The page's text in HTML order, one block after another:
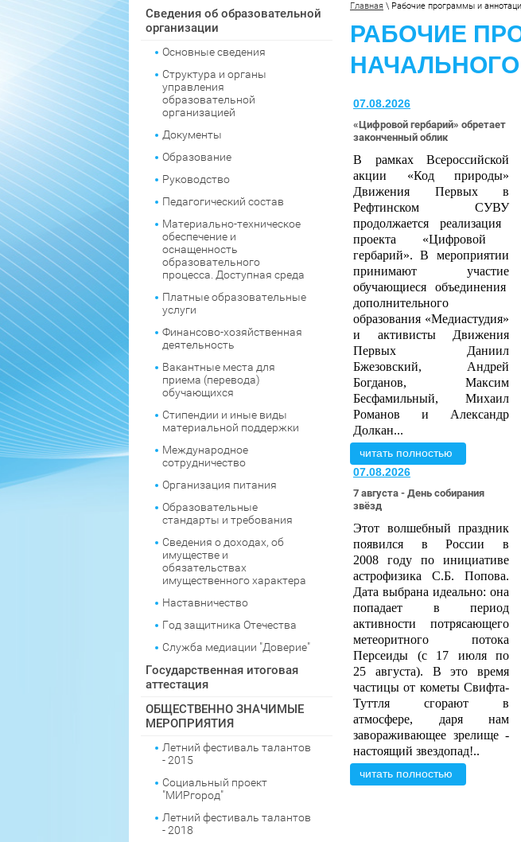
Сведения об образовательной
организации
Основные сведения
Структура и органы
управления
образовательной
организацией
Документы
Образование
Руководство
Педагогический состав
Материально-техническое
обеспечение и
оснащенность
образовательного
процесса. Доступная среда
Платные образовательные
услуги
Финансово-хозяйственная
деятельность
Вакантные места для
приема (перевода)
обучающихся
Стипендии и иные виды
материальной поддержки
Международное
сотрудничество
Организация питания
Образовательные
стандарты и требования
Сведения о доходах, об
имуществе и
обязательствах
имущественного характера
Наставничество
Год защитника Отечества
Служба медиации "Доверие"
Государственная итоговая
аттестация
ОБЩЕСТВЕННО ЗНАЧИМЫЕ
МЕРОПРИЯТИЯ
Летний фестиваль талантов
- 2015
Социальный проект
"МИРгород"
Летний фестиваль талантов
- 2018
Главная \ Рабочие программы и
РАБОЧИЕ
07.08.2026
«Цифровой гербарий» обретает
законченный облик
В рамках Всероссийской
акции «Код природы»
Движения Первых в
Рефтинском СУВУ
продолжается реализация
проекта «Цифровой
гербарий». В мероприятии
принимают участие
обучающиеся объединения
дополнительного
образования «Медиастудия»
и активисты Движения
Первых Даниил
Бжезовский, Андрей
Богданов, Максим
Бесфамильный, Михаил
Романов и Александр
Долкан...
читать полностью
07.08.2026
7 августа - День собирания
звёзд
Этот волшебный праздник
появился в России в
2008 году по инициативе
астрофизика С.Б. Попова.
Дата выбрана идеально: она
попадает в период
активности потрясающего
метеоритного потока
Персеиды (с 17 июля по
25 августа). В это время
частицы от кометы Свифта-
Туттля сгорают в
атмосфере, даря нам
завораживающее зрелище -
настоящий звездопад!..
читать полностью